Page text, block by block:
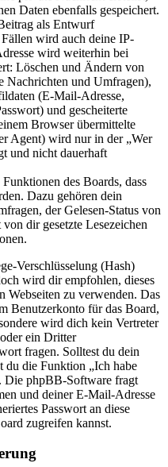
Daten ebenfalls gespeichert.
als Entwurf
wird auch deine IP-
wird weiterhin bei
Löschen und Ändern von
Nachrichten und Umfragen),
(E-Mail-Adresse,
und gescheiterte
Browser übermittelte
Agent) wird nur in der „Wer
und nicht dauerhaft
des Boards, dass
Dazu gehören dein
der Gelesen-Status von
dir gesetzte Lesezeichen
Verschlüsselung (Hash)
wird dir empfohlen, dieses
Webseiten zu verwenden. Das
Benutzerkonto für das Board,
wird dich kein Vertreter
ein Dritter
fragen. Solltest du dein
du die Funktion „Ich habe
Die phpBB-Software fragt
und deiner E-Mail-Adresse
Passwort an diese
zugreifen kannst.